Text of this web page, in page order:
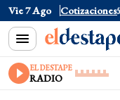
Vie 7 Ago Cotizaciones
Oficial $1520 Dólar
EL DESTAPE
RADIO